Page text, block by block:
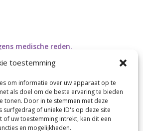
toestemming
om informatie over uw apparaat op te
als doel om de beste ervaring te bieden
tonen. Door in te stemmen met deze
surfgedrag of unieke ID's op deze site
of uw toestemming intrekt, kan dit een
en mogelijkheden.
medische reden.